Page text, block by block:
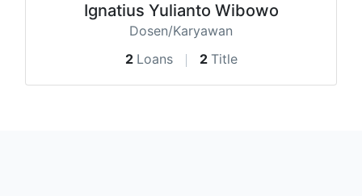
Ignatius Yulianto Wibowo
Dosen/Karyawan
2 Loans 2 Title